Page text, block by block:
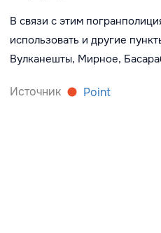
В связи с этим
использовать и другие
Вулканешты, Мирное,
Источник Point